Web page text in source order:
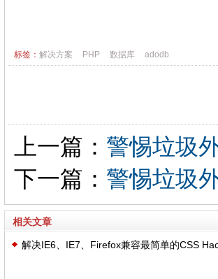
标签： 解决方案 PHP 数据库 adodb
上一篇： 警惕垃圾
下一篇： 警惕垃圾
相关文章
解决IE6、IE7、Firefox兼容最简单的CSS